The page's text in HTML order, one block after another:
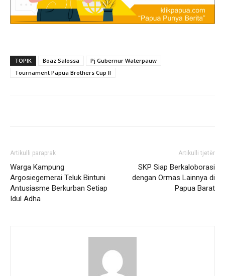
TOPIK Boaz Salossa
Pj Gubernur Waterpauw
Tournament Papua Brothers Cup II
Artikulli paraprak
Warga Kampung
Argosiegemerai Teluk Bintuni
Antusiasme Berkurban Setiap
Idul Adha
Artikulli tjetër
SKP Siap Berkaloborasi
dengan Ormas Lainnya di
Papua Barat